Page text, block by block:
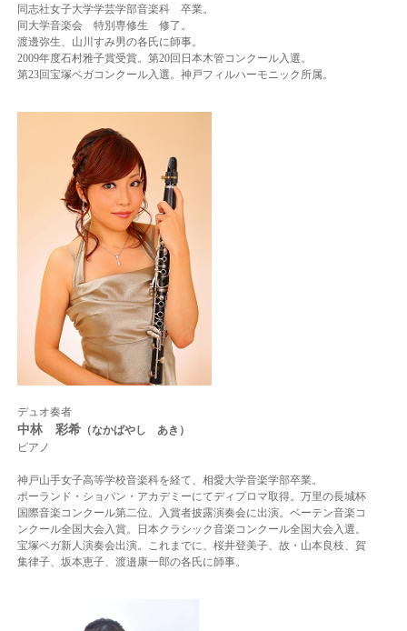
同志社女子大学学芸学部音楽科 卒業。
同大学音楽会 特別専修生 修了。
渡邊弥生、山川すみ男の各氏に師事。
2009年度石村雅子賞受賞。 第20回日本木管コンクール入選。
第23回宝塚ベガコンクール入選。 神戸フィルハーモニック所属。
デュオ奏者
中林 彩希（なかばやし あき）
ピアノ
神戸山手女子高等学校音楽科を経て、相愛大学音楽学部卒業。
ポーランド・ショパン・アカデミーにてディプロマ取得。万里の長城杯
国際音楽コンクール第二位。入賞者披露演奏会に出演。ベーテン音楽コ
ンクール全国大会入賞。日本クラシック音楽コンクール全国大会入選。
宝塚ベガ新人演奏会出演。これまでに、桜井登美子、故・山本良枝、賀
集律子、坂本恵子、渡邉康一郎の各氏に師事。